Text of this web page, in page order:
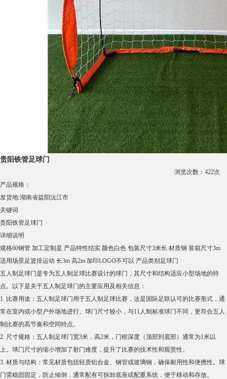
贵阳铁管足球门
浏览次数： 422次
产品规格：
发货地:湖南省益阳沅江市
关键词
贵阳铁管足球门
详细说明
规格60钢管 加工定制 是 产品特性结实 颜色白色 包装尺寸3米长 材质钢 装箱尺寸3m
适用场景足篮排运动 长3m 高2m 加印LOGO不可以 产品类别 足球门
五人制足球门是专为五人制足球比赛设计的球门，其尺寸和结构适应小型场地的特
点。以下是关于五人制足球门的主要应用及相关信息：
1. 比赛用途：五人制足球门用于五人制足球比赛，这是国际足联认可的比赛形式，通
常在室内或小型户外场地进行。球门尺寸较小，与11人制标准球门不同，更符合五人
制比赛的高节奏和空间特点。
2. 尺寸规格：五人制足球门宽3米，高2米，门框深度（顶部到底部）通常为1米以
上。球门尺寸的缩小增加了射门难度，提升了比赛的技术性和观赏性。
3. 材质与结构：常见材质包括轻质铝合金、钢管或玻璃钢，确保耐用性和便携性。球
门需稳固固定，防止倾倒，通常配有可拆卸底座或配重系统，便于移动和存放。